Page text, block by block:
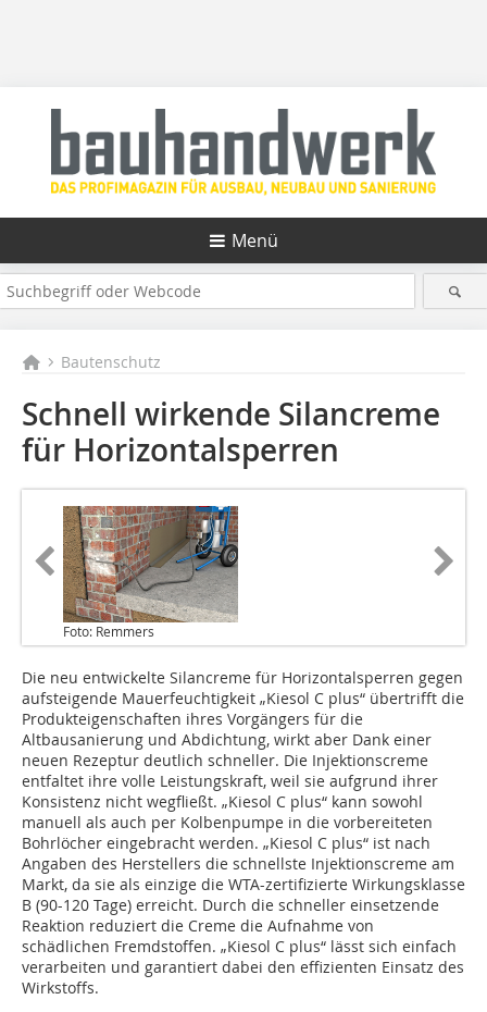
Menü
Bautenschutz
Schnell wirkende Silancreme
für Horizontalsperren
Foto: Remmers
Die neu entwickelte Silancreme für Horizontalsperren gegen
aufsteigende Mauerfeuchtigkeit „Kiesol C plus“ übertrifft die
Produkteigenschaften ihres Vorgängers für die
Altbausanierung und Abdichtung, wirkt aber Dank einer
neuen Rezeptur deutlich schneller. Die Injektionscreme
entfaltet ihre volle Leistungskraft, weil sie aufgrund ihrer
Konsistenz nicht wegfließt. „Kiesol C plus“ kann sowohl
manuell als auch per Kolbenpumpe in die vorbereiteten
Bohrlöcher eingebracht werden. „Kiesol C plus“ ist nach
Angaben des Herstellers die schnellste Injektionscreme am
Markt, da sie als einzige die WTA-zertifizierte Wirkungsklasse
B (90-120 Tage) erreicht. Durch die schneller einsetzende
Reaktion reduziert die Creme die Aufnahme von
schädlichen Fremdstoffen. „Kiesol C plus“ lässt sich einfach
verarbeiten und garantiert dabei den effizienten Einsatz des
Wirkstoffs.